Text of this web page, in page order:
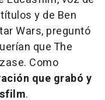
y de Ben
Wars, preguntó
que The
Como
que grabó y
.